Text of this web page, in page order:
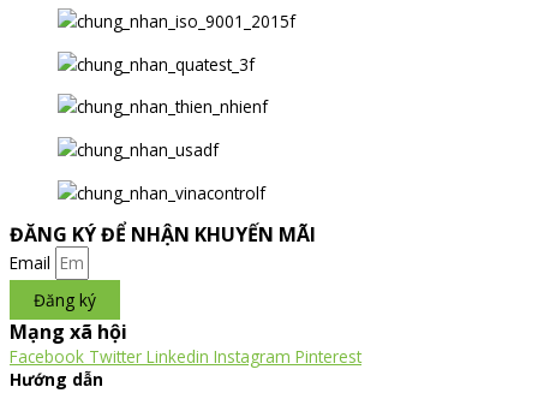
ĐĂNG KÝ ĐỂ NHẬN KHUYẾN MÃI
Email
Đăng ký
Mạng xã hội
Facebook Twitter Linkedin Instagram Pinterest
Hướng dẫn